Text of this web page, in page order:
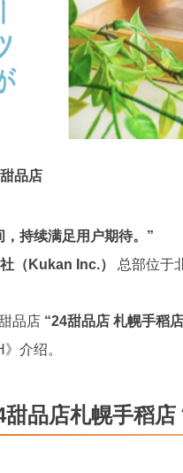
品店
，持续满足用户期待。”
（Kukan Inc.）
总部位于
品店 “24甜品店 札幌手稻
介绍。
品店札幌手稻店